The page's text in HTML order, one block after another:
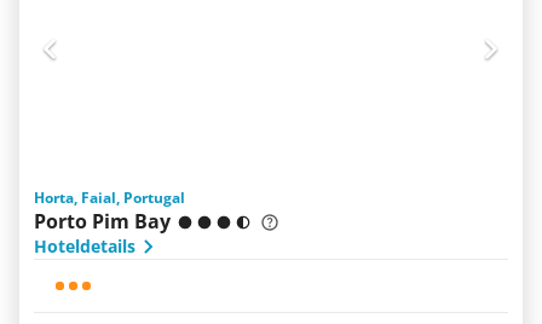
Horta, Faial, Portugal
Porto Pim Bay
Hoteldetails